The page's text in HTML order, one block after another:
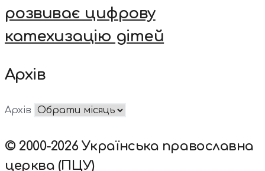
розвиває цифрову
катехизацію дітей
Архів
Архів
© 2000-2026 Українська православна
церква (ПЦУ)